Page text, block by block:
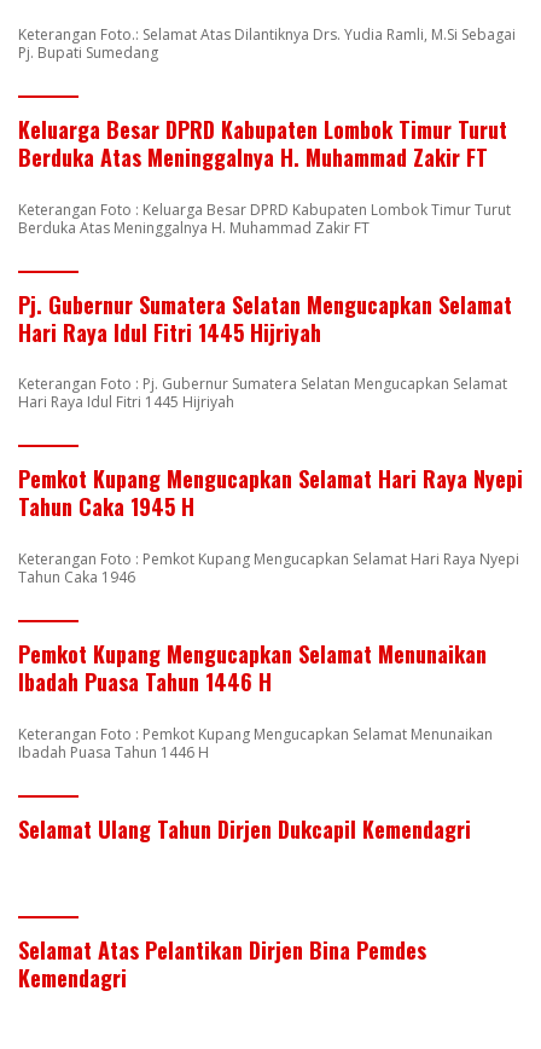
Keterangan Foto.: Selamat Atas Dilantiknya Drs. Yudia Ramli, M.Si Sebagai
Pj. Bupati Sumedang
Keluarga Besar DPRD Kabupaten Lombok Timur Turut
Berduka Atas Meninggalnya H. Muhammad Zakir FT
Keterangan Foto : Keluarga Besar DPRD Kabupaten Lombok Timur Turut
Berduka Atas Meninggalnya H. Muhammad Zakir FT
Pj. Gubernur Sumatera Selatan Mengucapkan Selamat
Hari Raya Idul Fitri 1445 Hijriyah
Keterangan Foto : Pj. Gubernur Sumatera Selatan Mengucapkan Selamat
Hari Raya Idul Fitri 1445 Hijriyah
Pemkot Kupang Mengucapkan Selamat Hari Raya Nyepi
Tahun Caka 1945 H
Keterangan Foto : Pemkot Kupang Mengucapkan Selamat Hari Raya Nyepi
Tahun Caka 1946
Pemkot Kupang Mengucapkan Selamat Menunaikan
Ibadah Puasa Tahun 1446 H
Keterangan Foto : Pemkot Kupang Mengucapkan Selamat Menunaikan
Ibadah Puasa Tahun 1446 H
Selamat Ulang Tahun Dirjen Dukcapil Kemendagri
Selamat Atas Pelantikan Dirjen Bina Pemdes
Kemendagri